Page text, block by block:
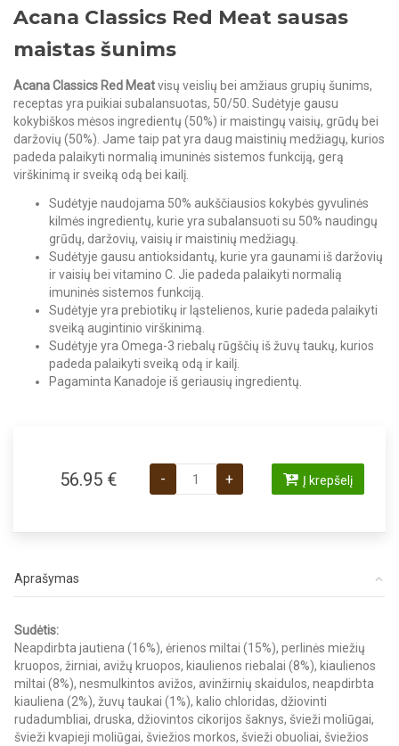
Acana Classics Red Meat sausas
maistas šunims
Acana Classics Red Meatvisų veislių bei amžiaus grupių šunims,
receptas yra puikiai subalansuotas, 50/50. Sudėtyje gausu
kokybiškos mėsos ingredientų (50%) ir maistingų vaisių, grūdų bei
daržovių (50%). Jame taip pat yra daug maistinių medžiagų, kurios
padeda palaikyti normalią imuninės sistemos funkciją, gerą
virškinimą ir sveiką odą bei kailį.
Sudėtyje naudojama 50% aukščiausios kokybės gyvulinės
kilmės ingredientų, kurie yra subalansuoti su 50% naudingų
grūdų, daržovių, vaisių ir maistinių medžiagų.
Sudėtyje gausu antioksidantų, kurie yra gaunami iš daržovių
ir vaisių bei vitamino C. Jie padeda palaikyti normalią
imuninės sistemos funkciją.
Sudėtyje yra prebiotikų ir ląstelienos, kurie padeda palaikyti
sveiką augintinio virškinimą.
Sudėtyje yra Omega-3 riebalų rūgščių iš žuvų taukų, kurios
padeda palaikyti sveiką odą ir kailį.
Pagaminta Kanadoje iš geriausių ingredientų.
56.95 € -
produkto kiekis: Acana Classics Red
+ Į krepšelį
Aprašymas
Sudėtis:
Neapdirbta jautiena (16%), ėrienos miltai (15%), perlinės miežių
kruopos, žirniai, avižų kruopos, kiaulienos riebalai (8%), kiaulienos
miltai (8%), nesmulkintos avižos, avinžirnių skaidulos, neapdirbta
kiauliena (2%), žuvų taukai (1%), kalio chloridas, džiovinti
rudadumbliai, druska, džiovintos cikorijos šaknys, švieži moliūgai,
švieži kvapieji moliūgai, šviežios morkos, švieži obuoliai, šviežios